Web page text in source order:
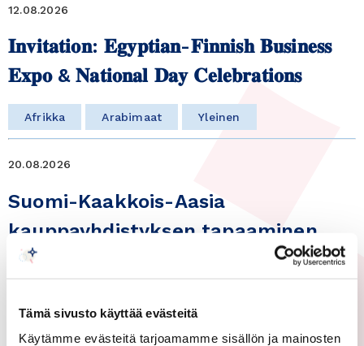
Tämä sivusto käyttää evästeitä
Käytämme evästeitä tarjoamamme sisällön ja mainosten
12.08.2026
𝐈𝐧𝐯𝐢𝐭𝐚𝐭𝐢𝐨𝐧: 𝐄𝐠𝐲𝐩𝐭𝐢𝐚𝐧-𝐅𝐢𝐧𝐧𝐢𝐬𝐡 𝐁𝐮𝐬𝐢𝐧𝐞𝐬𝐬
𝐄𝐱𝐩𝐨 & 𝐍𝐚𝐭𝐢𝐨𝐧𝐚𝐥 𝐃𝐚𝐲 𝐂𝐞𝐥𝐞𝐛𝐫𝐚𝐭𝐢𝐨𝐧𝐬
Afrikka Arabimaat Yleinen
20.08.2026
Suomi-Kaakkois-Aasia
kauppayhdistyksen tapaaminen
Suomen Kaakkois-Aasian-